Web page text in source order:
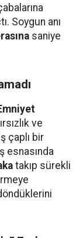
Soygun anı
saniye
ve
çaplı bir
esnasında
takıp sürekli